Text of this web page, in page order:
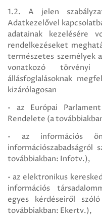
1.2. A jelen
Adatkezelővel
adatainak kezelésére
rendelkezéseket
természetes személyek
vonatkozó törvényi
állásfoglalásoknak
kizárólagosan
• az Európai
Rendelete (a
• az információs
információszabadságról
továbbiakban: Infotv.),
• az elektronikus
információs
egyes kérdéseiről
továbbiakban: Ekertv.),